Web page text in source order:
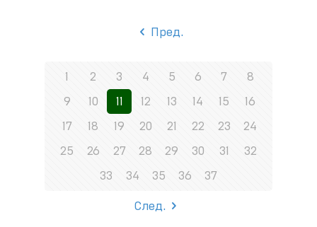
Пред.
1 2 3 4 5 6 7 8
9 10 11 12 13 14 15 16
17 18 19 20 21 22 23 24
25 26 27 28 29 30 31 32
33 34 35 36 37
След.